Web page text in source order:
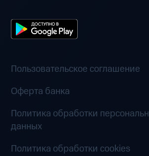
Пользовательское соглашение
Оферта банка
Политика обработки
данных
Политика обработки cookies